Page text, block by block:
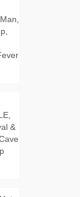
&